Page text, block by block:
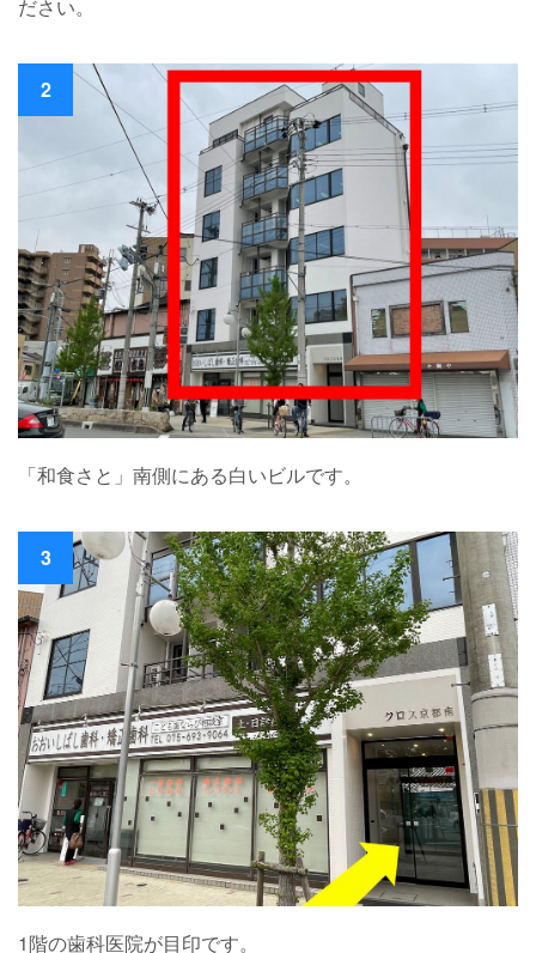
ださい。
2
「和食さと」南側にある白いビルです。
3
1階の歯科医院が目印です。